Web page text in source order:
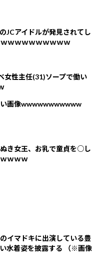
JCアイドルが発見されてし
ｗｗｗｗｗｗｗｗｗ
女性主任(31)ソープで働い
い画像wwwwwwwwwww
ぬき女王、お乳で童貞を○し
ｗｗｗ
イマドキに出演している豊
水着姿を披露する （※画像